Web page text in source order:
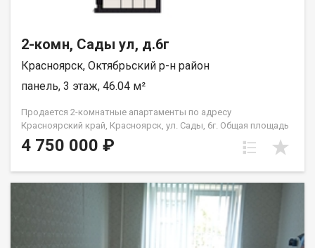
2-комн, Сады ул, д.6г
Красноярск, Октябрьский р-н район
панель, 3 этаж, 46.04 м²
Продается 2-комнатные апартаменты по адресу
Красноярский край, Красноярск, ул. Сады, 6г. Общая площадь
квартиры — 46,04 кв.м., Апартаменты предлагаются как
универсальный вид недвижимости: - для собственного
бизнеса. В экологически чистом районе. Возможна ипотека.
4 750 000 ₽